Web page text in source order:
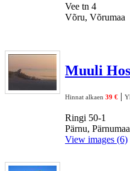
Vee tn 4
Võru, Võrumaa
Muuli
Hinnat alkaen 39 € |
Ringi 50-1
Pärnu, Pärnumaa
View images (6)